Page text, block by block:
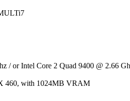
/ or Intel Core 2 Quad 9400 @ 2.66
460, with 1024MB VRAM